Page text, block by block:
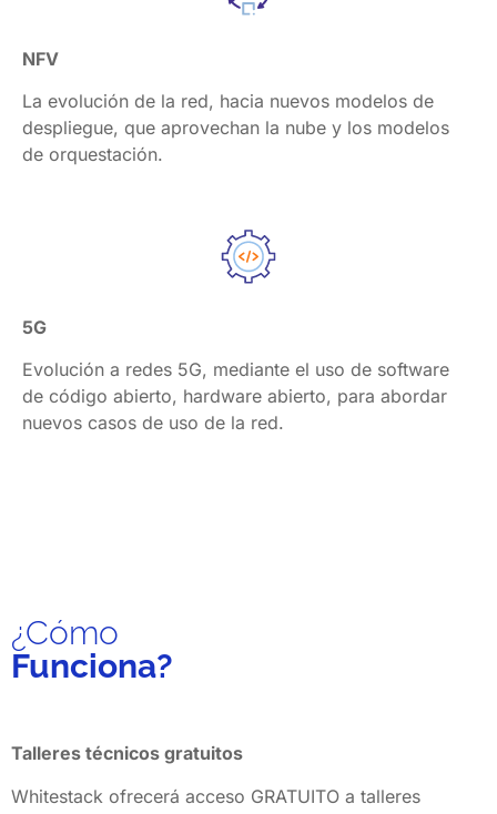
NFV
La evolución de la red, hacia nuevos modelos de
despliegue, que aprovechan la nube y los modelos
de orquestación.
5G
Evolución a redes 5G, mediante el uso de software
de código abierto, hardware abierto, para abordar
nuevos casos de uso de la red.
¿Cómo
Funciona?
Talleres técnicos gratuitos
Whitestack ofrecerá acceso GRATUITO a talleres